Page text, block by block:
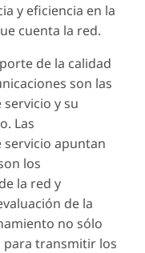
y eficiencia en la
cuenta la red.
de la calidad
son las
y su
Las
servicio apuntan
los
la red y
de la
no sólo
para transmitir los